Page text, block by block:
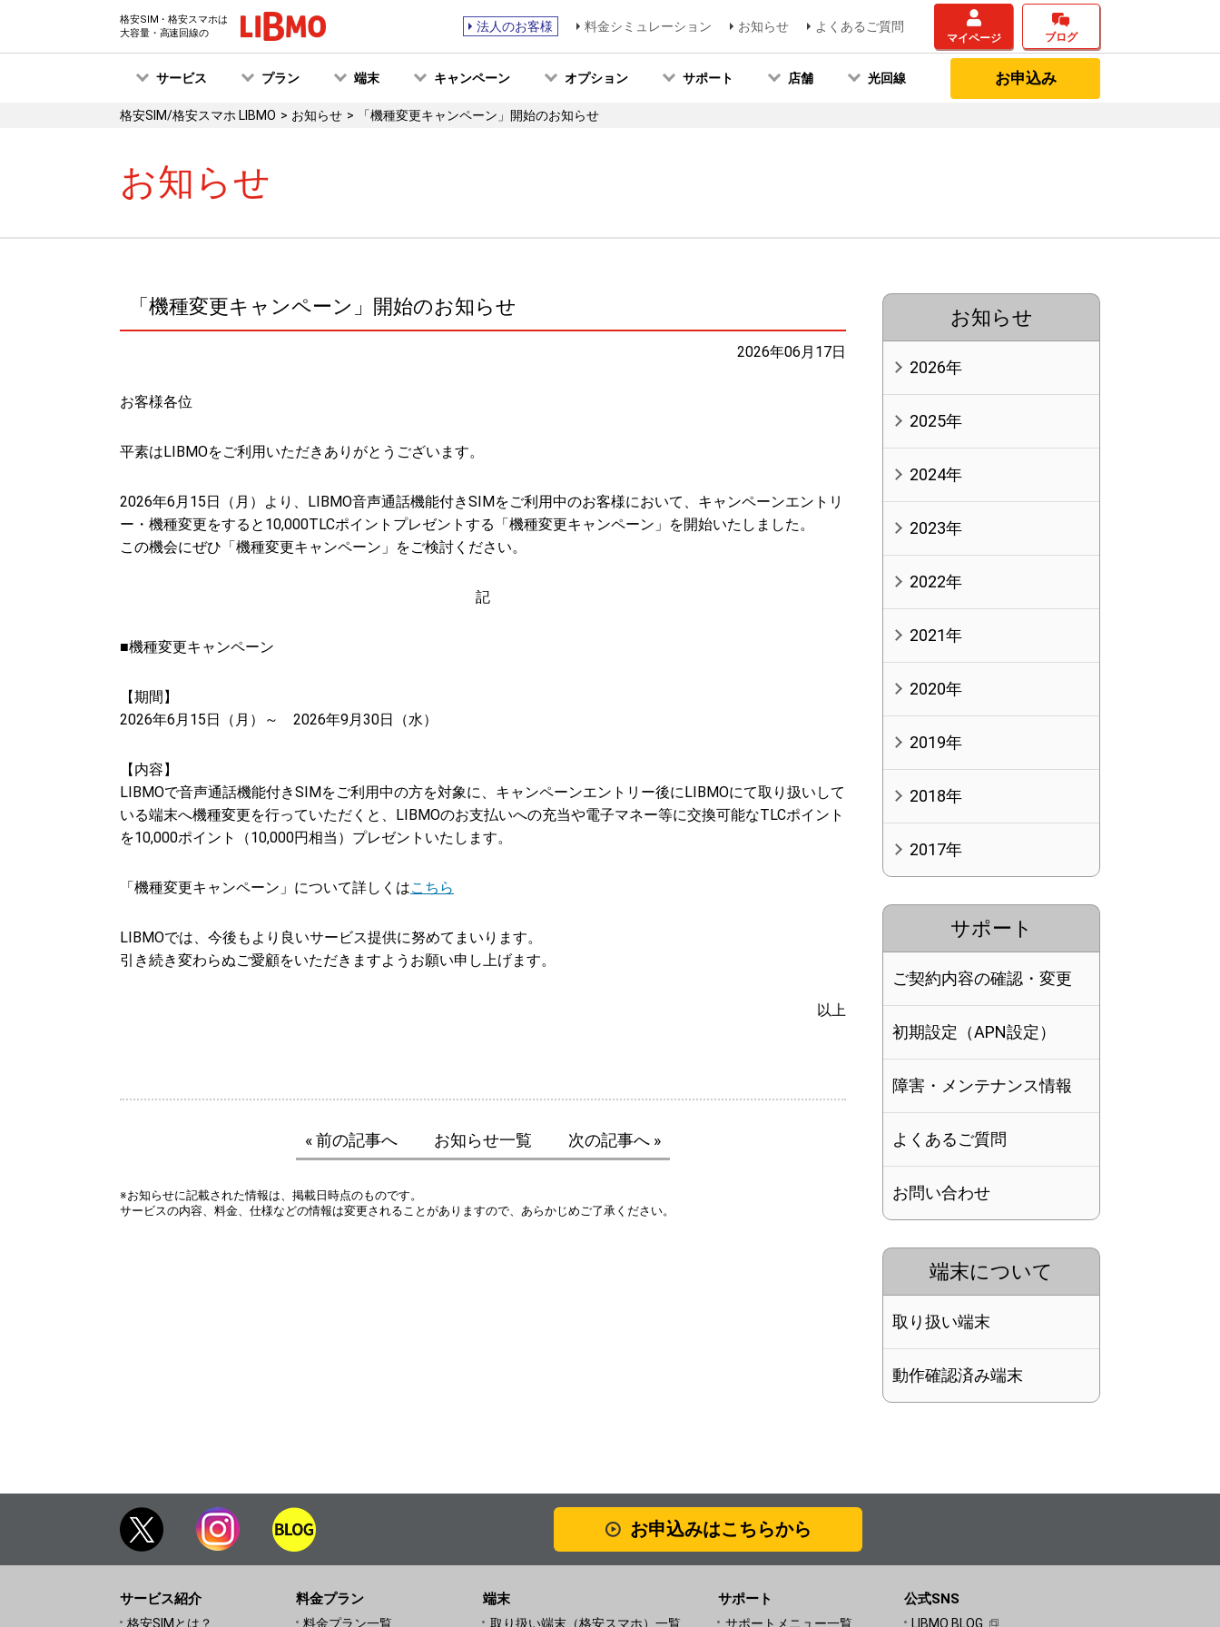
格安SIM・格安スマホは
大容量・高速回線の
法人のお客様 料金シミュレーション お知らせ よくあるご質問
マイページ ブログ
サービス プラン 端末 キャンペーン オプション サポート 店舗 光回線 お申込み
格安SIM/格安スマホ LIBMO お知らせ 「機種変更キャンペーン」開始のお知らせ
お知らせ
「機種変更キャンペーン」開始のお知らせ
2026年06月17日
お客様各位
平素はLIBMOをご利用いただきありがとうございます。
2026年6月15日（月）より、LIBMO音声通話機能付きSIMをご利用中のお客様において、キャンペーンエントリ
ー・機種変更をすると10,000TLCポイントプレゼントする「機種変更キャンペーン」を開始いたしました。
この機会にぜひ「機種変更キャンペーン」をご検討ください。
記
■機種変更キャンペーン
【期間】
2026年6月15日（月）～ 2026年9月30日（水）
【内容】
LIBMOで音声通話機能付きSIMをご利用中の方を対象に、キャンペーンエントリー後にLIBMOにて取り扱いして
いる端末へ機種変更を行っていただくと、LIBMOのお支払いへの充当や電子マネー等に交換可能なTLCポイント
を10,000ポイント（10,000円相当）プレゼントいたします。
「機種変更キャンペーン」について詳しくはこちら
LIBMOでは、今後もより良いサービス提供に努めてまいります。
引き続き変わらぬご愛顧をいただきますようお願い申し上げます。
以上
« 前の記事へ お知らせ一覧 次の記事へ »
※お知らせに記載された情報は、掲載日時点のものです。
サービスの内容、料金、仕様などの情報は変更されることがありますので、あらかじめご了承ください。
お知らせ
2026年
2025年
2024年
2023年
2022年
2021年
2020年
2019年
2018年
2017年
サポート
ご契約内容の確認・変更
初期設定（APN設定）
障害・メンテナンス情報
よくあるご質問
お問い合わせ
端末について
取り扱い端末
動作確認済み端末
お申込みはこちらから
サービス紹介
格安SIMとは？
料金プラン
料金プラン一覧
端末
取り扱い端末（格安スマホ）一覧
サポート
サポートメニュー一覧
公式SNS
LIBMO BLOG